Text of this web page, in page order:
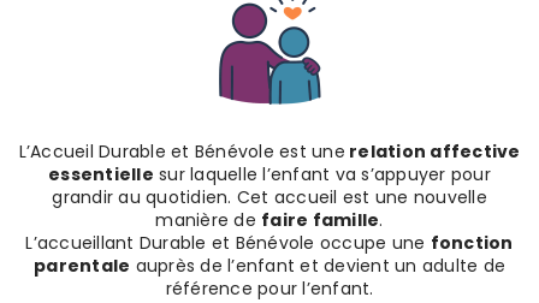
L’Accueil Durable et Bénévole est une relation affective
essentielle sur laquelle l’enfant va s’appuyer pour
grandir au quotidien. Cet accueil est une nouvelle
manière de faire famille.
L’accueillant Durable et Bénévole occupe une fonction
parentale auprès de l’enfant et devient un adulte de
référence pour l’enfant.